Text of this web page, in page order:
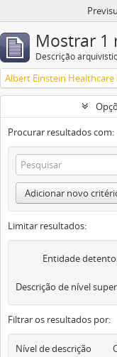
Mostrar 1
Descrição
Albert Einstein
Procurar resultados com:
Adicionar novo
Limitar resultados:
Entidade
Filtrar os resultados por:
Nível de descrição